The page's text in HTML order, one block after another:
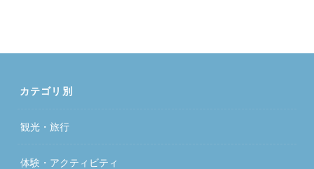
カテゴリ別
観光・旅行
体験・アクティビティ